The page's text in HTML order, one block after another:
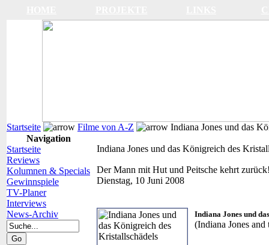
Startseite Filme von A-Z
Indiana Jones und das
Navigation
Startseite
Reviews
Kolumnen & Specials
Gewinnspiele
TV-Planer
Interviews
News-Archiv
Indiana Jones und das Königreich des
Der Mann mit Hut und Peitsche kehrt
Dienstag, 10 Juni 2008
Indiana Jones und
(Indiana Jones